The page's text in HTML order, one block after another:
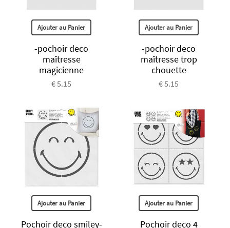
Ajouter au Panier
-pochoir deco
maîtresse
magicienne
€ 5.15
Ajouter au Panier
-pochoir deco
maîtresse trop
chouette
€ 5.15
Ajouter au Panier
Pochoir deco smiley-
Ajouter au Panier
Pochoir deco 4